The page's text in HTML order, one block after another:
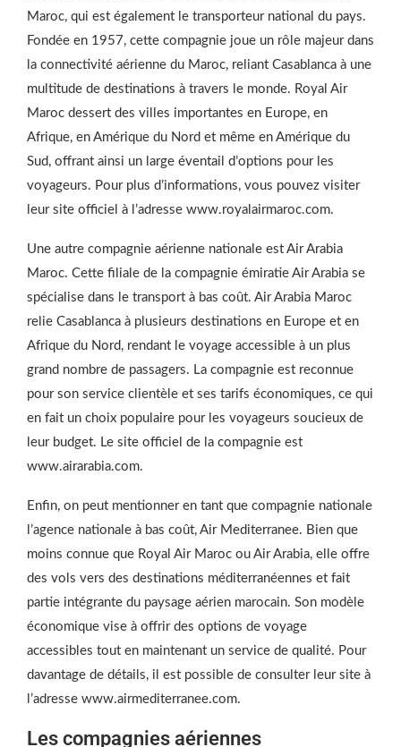
Maroc, qui est également le transporteur national du pays.
Fondée en 1957, cette compagnie joue un rôle majeur dans
la connectivité aérienne du Maroc, reliant Casablanca à une
multitude de destinations à travers le monde. Royal Air
Maroc dessert des villes importantes en Europe, en
Afrique, en Amérique du Nord et même en Amérique du
Sud, offrant ainsi un large éventail d’options pour les
voyageurs. Pour plus d’informations, vous pouvez visiter
leur site officiel à l’adresse www.royalairmaroc.com.
Une autre compagnie aérienne nationale est Air Arabia
Maroc. Cette filiale de la compagnie émiratie Air Arabia se
spécialise dans le transport à bas coût. Air Arabia Maroc
relie Casablanca à plusieurs destinations en Europe et en
Afrique du Nord, rendant le voyage accessible à un plus
grand nombre de passagers. La compagnie est reconnue
pour son service clientèle et ses tarifs économiques, ce qui
en fait un choix populaire pour les voyageurs soucieux de
leur budget. Le site officiel de la compagnie est
www.airarabia.com.
Enfin, on peut mentionner en tant que compagnie nationale
l’agence nationale à bas coût, Air Mediterranee. Bien que
moins connue que Royal Air Maroc ou Air Arabia, elle offre
des vols vers des destinations méditerranéennes et fait
partie intégrante du paysage aérien marocain. Son modèle
économique vise à offrir des options de voyage
accessibles tout en maintenant un service de qualité. Pour
davantage de détails, il est possible de consulter leur site à
l’adresse www.airmediterranee.com.
Les compagnies aériennes